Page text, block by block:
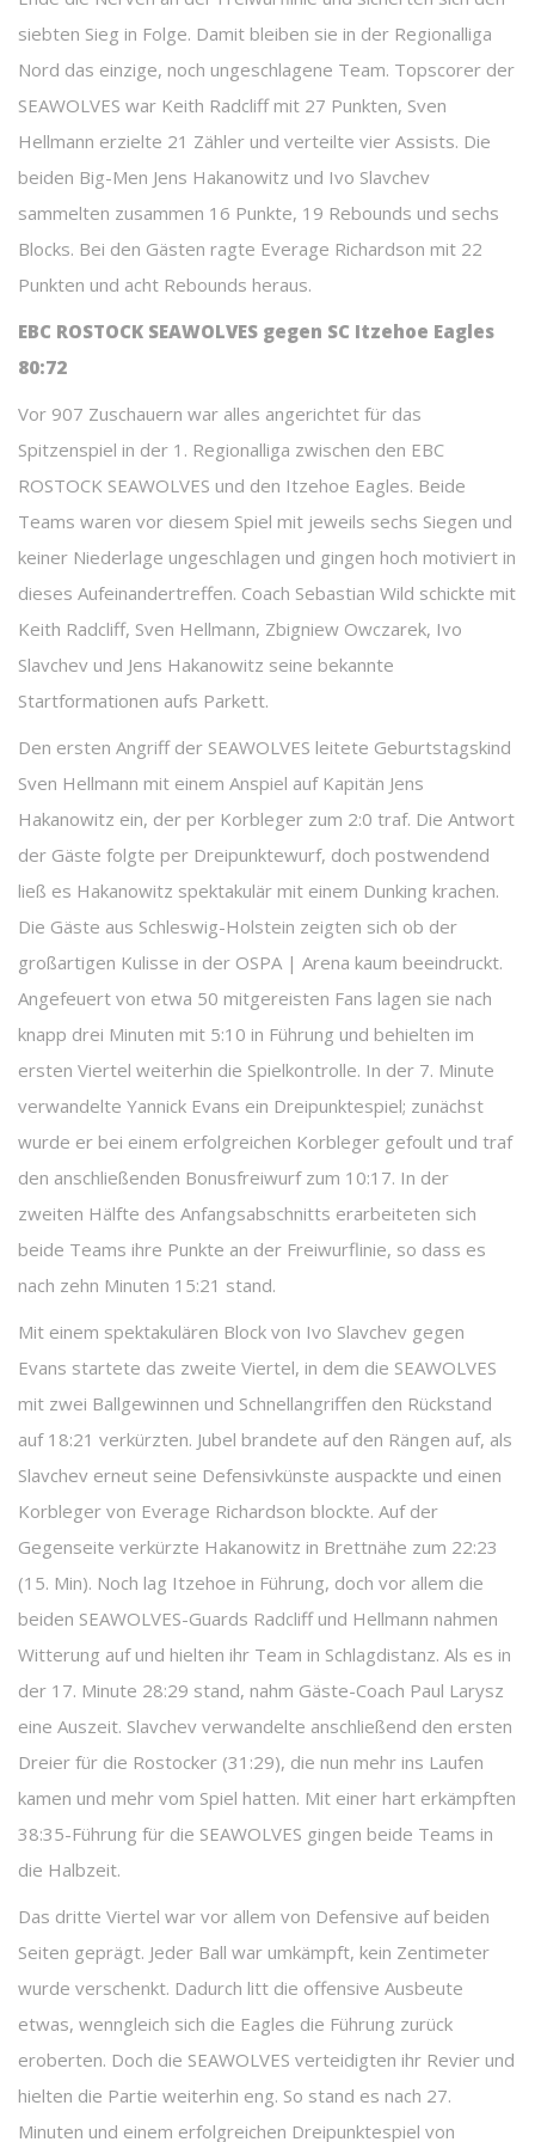
siebten Sieg in Folge. Damit bleiben sie in der Regionalliga
Nord das einzige, noch ungeschlagene Team. Topscorer der
SEAWOLVES war Keith Radcliff mit 27 Punkten, Sven
Hellmann erzielte 21 Zähler und verteilte vier Assists. Die
beiden Big-Men Jens Hakanowitz und Ivo Slavchev
sammelten zusammen 16 Punkte, 19 Rebounds und sechs
Blocks. Bei den Gästen ragte Everage Richardson mit 22
Punkten und acht Rebounds heraus.
EBC ROSTOCK SEAWOLVES gegen SC Itzehoe Eagles
80:72
Vor 907 Zuschauern war alles angerichtet für das
Spitzenspiel in der 1. Regionalliga zwischen den EBC
ROSTOCK SEAWOLVES und den Itzehoe Eagles. Beide
Teams waren vor diesem Spiel mit jeweils sechs Siegen und
keiner Niederlage ungeschlagen und gingen hoch motiviert in
dieses Aufeinandertreffen. Coach Sebastian Wild schickte mit
Keith Radcliff, Sven Hellmann, Zbigniew Owczarek, Ivo
Slavchev und Jens Hakanowitz seine bekannte
Startformationen aufs Parkett.
Den ersten Angriff der SEAWOLVES leitete Geburtstagskind
Sven Hellmann mit einem Anspiel auf Kapitän Jens
Hakanowitz ein, der per Korbleger zum 2:0 traf. Die Antwort
der Gäste folgte per Dreipunktewurf, doch postwendend
ließ es Hakanowitz spektakulär mit einem Dunking krachen.
Die Gäste aus Schleswig-Holstein zeigten sich ob der
großartigen Kulisse in der OSPA | Arena kaum beeindruckt.
Angefeuert von etwa 50 mitgereisten Fans lagen sie nach
knapp drei Minuten mit 5:10 in Führung und behielten im
ersten Viertel weiterhin die Spielkontrolle. In der 7. Minute
verwandelte Yannick Evans ein Dreipunktespiel; zunächst
wurde er bei einem erfolgreichen Korbleger gefoult und traf
den anschließenden Bonusfreiwurf zum 10:17. In der
zweiten Hälfte des Anfangsabschnitts erarbeiteten sich
beide Teams ihre Punkte an der Freiwurflinie, so dass es
nach zehn Minuten 15:21 stand.
Mit einem spektakulären Block von Ivo Slavchev gegen
Evans startete das zweite Viertel, in dem die SEAWOLVES
mit zwei Ballgewinnen und Schnellangriffen den Rückstand
auf 18:21 verkürzten. Jubel brandete auf den Rängen auf, als
Slavchev erneut seine Defensivkünste auspackte und einen
Korbleger von Everage Richardson blockte. Auf der
Gegenseite verkürzte Hakanowitz in Brettnähe zum 22:23
(15. Min). Noch lag Itzehoe in Führung, doch vor allem die
beiden SEAWOLVES-Guards Radcliff und Hellmann nahmen
Witterung auf und hielten ihr Team in Schlagdistanz. Als es in
der 17. Minute 28:29 stand, nahm Gäste-Coach Paul Larysz
eine Auszeit. Slavchev verwandelte anschließend den ersten
Dreier für die Rostocker (31:29), die nun mehr ins Laufen
kamen und mehr vom Spiel hatten. Mit einer hart erkämpften
38:35-Führung für die SEAWOLVES gingen beide Teams in
die Halbzeit.
Das dritte Viertel war vor allem von Defensive auf beiden
Seiten geprägt. Jeder Ball war umkämpft, kein Zentimeter
wurde verschenkt. Dadurch litt die offensive Ausbeute
etwas, wenngleich sich die Eagles die Führung zurück
eroberten. Doch die SEAWOLVES verteidigten ihr Revier und
hielten die Partie weiterhin eng. So stand es nach 27.
Minuten und einem erfolgreichen Dreipunktespiel von